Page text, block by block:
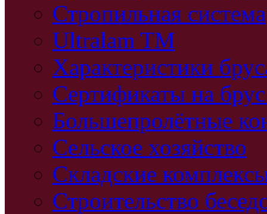
Стропильная система
Ultralam TM
Характеристики
Сертификаты на
Большепролётные
Сельское хозяйство
Складские
Строительство